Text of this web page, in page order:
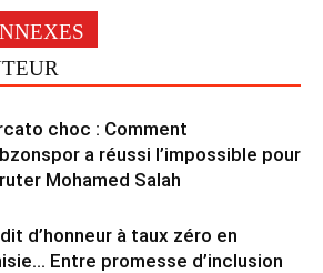
choc : Comment
a réussi l’impossible pour
Mohamed Salah
d’honneur à taux zéro en
Entre promesse d’inclusion